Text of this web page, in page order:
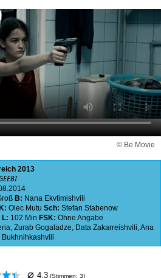
© Be Movie
2013
B: Nana Ekvtimishvili
K: Olec Mutu Sch: Stefan Stabenow
L: 102 Min FSK: Ohne Angabe
, Zurab Gogaladze, Data Zakarreishvili,Ana
Bukhnihkashvili
⌀ 4.3 (Stimmen: 3)